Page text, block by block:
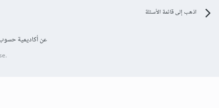
اذهب إلى قائمة الأسئلة
عن أكاديمية